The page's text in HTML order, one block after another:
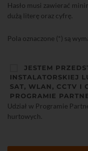
Hasło musi zawierać
dużą literę oraz cyfrę.
Pola oznaczone (*) są
JESTEM
INSTALATORSKIEJ
SAT, WLAN, CCTV I
PROGRAMIE
Udział w Programie
hurtowych.